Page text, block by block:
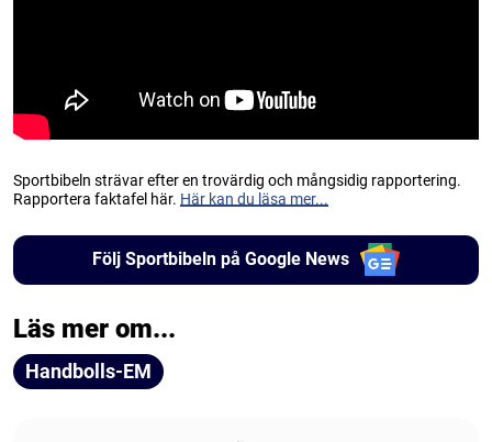
Sportbibeln strävar efter en trovärdig och mångsidig rapportering.
Rapportera faktafel här. Här kan du läsa mer...
Följ Sportbibeln på Google News
Läs mer om...
Handbolls-EM